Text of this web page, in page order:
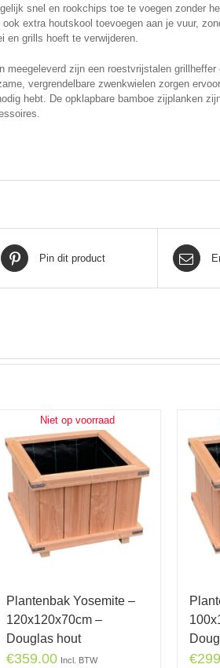
snel en rookchips toe te voegen zonder
extra houtskool toevoegen aan je vuur,
en grills hoeft te verwijderen.
meegeleverd zijn een roestvrijstalen
vergrendelbare zwenkwielen zorgen
hebt. De opklapbare bamboe zijplanken
Pin dit product
Niet op voorraad
Plantenbak Yosemite –
120x120x70cm –
Douglas hout
€359.00 Incl. BTW €